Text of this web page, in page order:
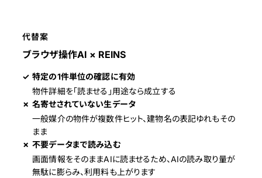
代替案
ブラウザ操作AI × REINS
✓ 特定の1件単位の確認に有効
物件詳細を「読ませる」用途なら成立する
✗ 名寄せされていない生データ
一般媒介の物件が複数件ヒット、建物名の表記ゆれもその
まま
✗ 不要データまで読み込む
画面情報をそのままAIに読ませるため、AIの読み取り量が
無駄に膨らみ、利用料も上がります